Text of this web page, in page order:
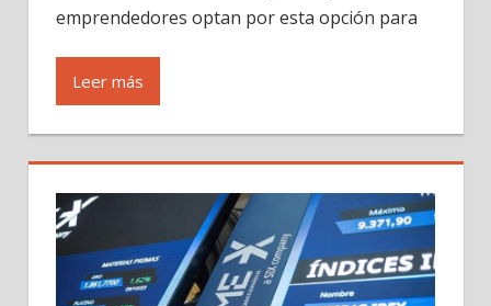
emprendedores optan por esta opción para
Leer más